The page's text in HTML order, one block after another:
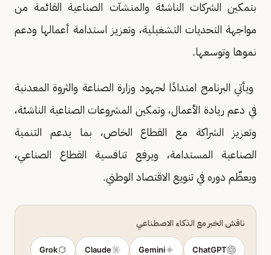
بتمكين الشركات الناشئة والمنشآت الصناعية القائمة من
مواجهة التحديات التشغيلية، وتعزيز استدامة أعمالها ودعم
نموها وتوسعها.
ويأتي البرنامج امتدادًا لجهود وزارة الصناعة والثروة المعدنية
في دعم ريادة الأعمال، وتمكين المشروعات الصناعية الناشئة،
وتعزيز الشراكة مع القطاع الخاص، بما يدعم التنمية
الصناعية المستدامة، ويرفع تنافسية القطاع الصناعي،
ويعظّم دوره في تنويع الاقتصاد الوطني.
ناقش الخبر مع الذكاء الاصطناعي
ChatGPT
Gemini
Claude
Grok